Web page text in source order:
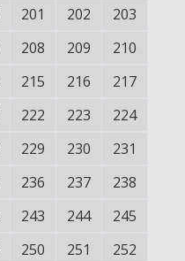
201 202
203
208 209
210
215 216
217
222 223
224
229 230
231
236 237
238
243 244
245
250 251
252